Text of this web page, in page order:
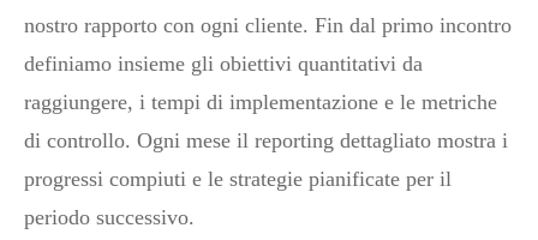
nostro rapporto con ogni cliente. Fin dal primo incontro
definiamo insieme gli obiettivi quantitativi da
raggiungere, i tempi di implementazione e le metriche
di controllo. Ogni mese il reporting dettagliato mostra i
progressi compiuti e le strategie pianificate per il
periodo successivo.